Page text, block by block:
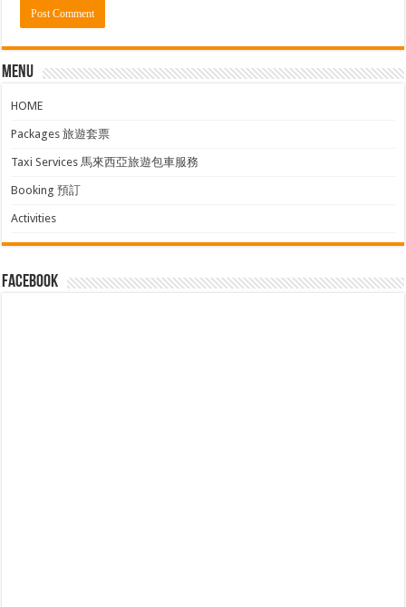
Menu
HOME
Packages 旅遊套票
Taxi Services 馬來西亞旅遊包車服務
Booking 預訂
Activities
facebook